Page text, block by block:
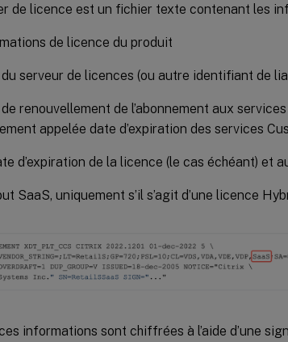
de licence est un fichier texte contenant les
de licence du produit
serveur de licences (ou autre identifiant de
renouvellement de l’abonnement aux
appelée date d’expiration des services
d’expiration de la licence (le cas échéant) et
SaaS, uniquement s’il s’agit d’une licence
informations sont chiffrées à l’aide d’une